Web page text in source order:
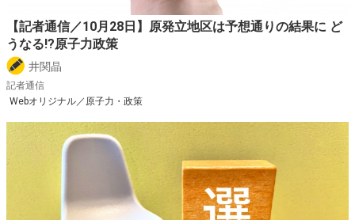
【記者通信／10月28日】原発立地区は予想通りの結果に ど
うなる!?原子力政策
井関晶
記者通信
Webオリジナル／原子力・政策